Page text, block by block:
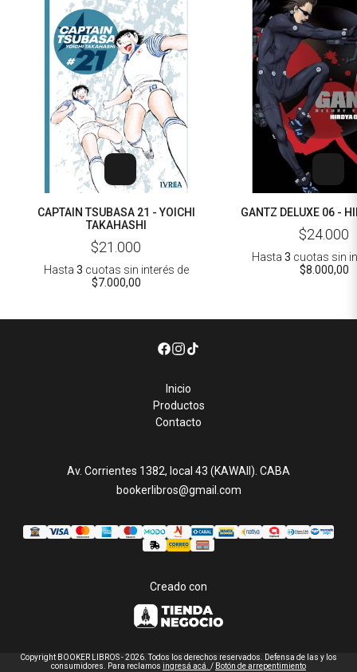
CAPTAIN TSUBASA 21 - YOICHI
TAKAHASHI
$21.000
Hasta 3 cuotas sin interés de
$7.000,00
GANTZ DELUXE 06 -
$24.000
Hasta 3 cuotas sin
$8.000,00
Inicio
Productos
Contacto
Av. Corrientes 1382, local 43 (KAWAII). CABA
bookerlibros@gmail.com
Creado con
Copyright BOOKER LIBROS - 2026. Todos los derechos reservados. Defensa de las y los
consumidores. Para reclamos ingresá acá. / Botón de arrepentimiento